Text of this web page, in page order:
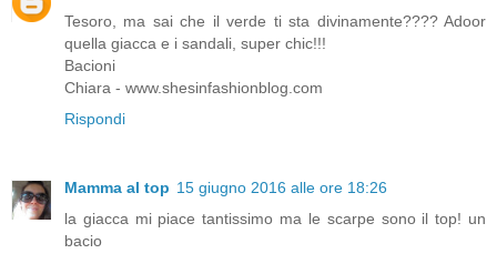
Tesoro, ma sai che il verde ti sta divinamente???? Adoor
quella giacca e i sandali, super chic!!!
Bacioni
Chiara - www.shesinfashionblog.com
Rispondi
Mamma al top 15 giugno 2016 alle ore 18:26
la giacca mi piace tantissimo ma le scarpe sono il top! un
bacio